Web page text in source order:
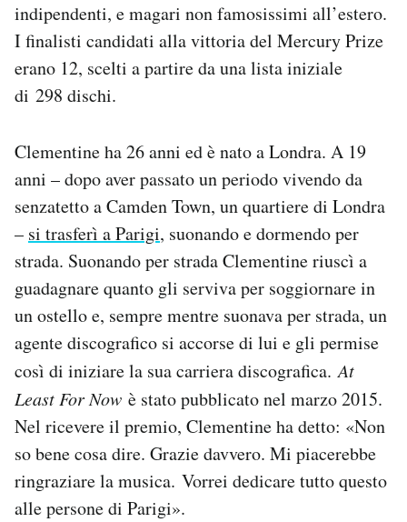
indipendenti, e magari non famosissimi all’estero.
I finalisti candidati alla vittoria del Mercury Prize
erano 12, scelti a partire da una lista iniziale
di 298 dischi.
Clementine ha 26 anni ed è nato a Londra. A 19
anni – dopo aver passato un periodo vivendo da
senzatetto a Camden Town, un quartiere di Londra
– si trasferì a Parigi, suonando e dormendo per
strada. Suonando per strada Clementine riuscì a
guadagnare quanto gli serviva per soggiornare in
un ostello e, sempre mentre suonava per strada, un
agente discografico si accorse di lui e gli permise
così di iniziare la sua carriera discografica.At
Least For Now è stato pubblicato nel marzo 2015.
Nel ricevere il premio, Clementine ha detto: «Non
so bene cosa dire. Grazie davvero. Mi piacerebbe
ringraziare la musica. Vorrei dedicare tutto questo
alle persone di Parigi».